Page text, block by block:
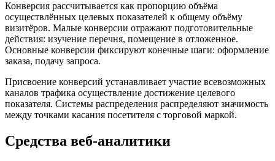
Конверсия рассчитывается как пропорцию объёма
осуществлённых целевых показателей к общему объёму
визитёров. Малые конверсии отражают подготовительные
действия: изучение перечня, помещение в отложенное.
Основные конверсии фиксируют конечные шаги: оформление
заказа, подачу запроса.
Присвоение конверсий устанавливает участие всевозможных
каналов трафика осуществление достижение целевого
показателя. Системы распределения распределяют значимость
между точками касания посетителя с торговой маркой.
Средства веб-аналитики